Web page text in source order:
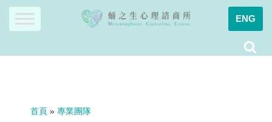
Skip
ENG
首頁 » 專業團隊